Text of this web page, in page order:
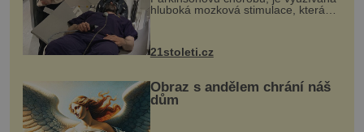
hluboká mozková stimulace, která
však vyžaduje vysoce invazivní
k dostatečně přesnému zacílení ...
21stoleti.cz
Obraz s andělem chrání náš
dům